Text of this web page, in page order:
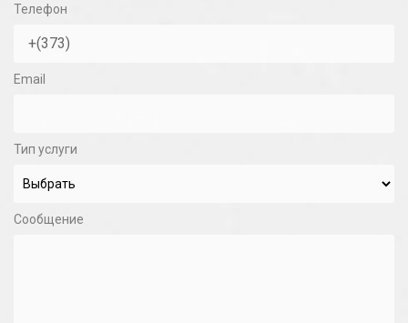
Телефон
Email
Тип услуги
Сообщение